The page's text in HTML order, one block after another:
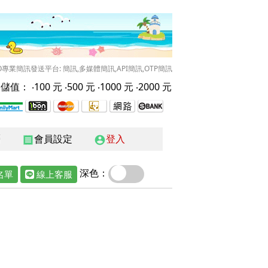
業簡訊發送平台: 簡訊,多媒體簡訊,API簡訊,OTP簡訊
值： ‧100 元 ‧500 元 ‧1000 元 ‧2000 元
receipt會員設定 account_circle登入
單 線上客服 深色：